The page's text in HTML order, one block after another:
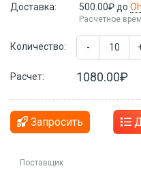
Доставка: 500.00₽ до
Расчетное
Количество: -
Расчет: 1080.00₽
Запросить
Поставщик